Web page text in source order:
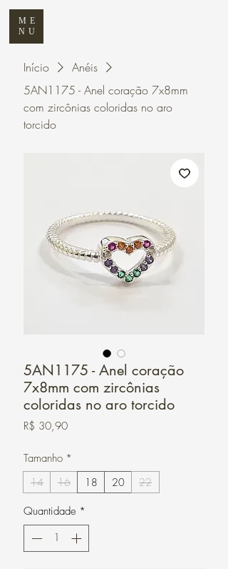
ME
NU
Início
Anéis
5AN1175 - Anel coração 7x8mm
com zircônias coloridas no aro
torcido
5AN1175 - Anel coração
7x8mm com zircônias
coloridas no aro torcido
R$ 30,90Preço
Tamanho *
14 16 18 20 22
Quantidade *